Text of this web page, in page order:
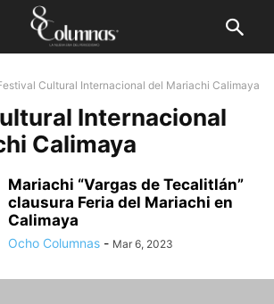
Cultural Internacional del Mariachi Calimaya
Internacional
Calimaya
Mariachi “Vargas de Tecalitlán”
clausura Feria del Mariachi en
Calimaya
Ocho Columnas - Mar 6, 2023